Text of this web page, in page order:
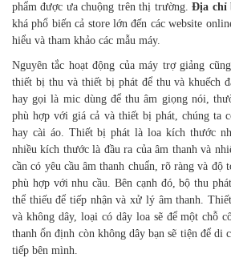
phẩm được ưa chuộng trên thị trường.Địa chỉ
khá phổ biến cả store lớn đến các website
hiểu và tham khảo các mẫu máy.
Nguyên tắc hoạt động của máy trợ giảng
thiết bị thu và thiết bị phát để thu và khuếch
hay gọi là mic dùng để thu âm giọng nói,
phù hợp với giá cả và thiết bị phát, chúng ta
hay cài áo. Thiết bị phát là loa kích thước
nhiều kích thước là đầu ra của âm thanh và
cần có yêu cầu âm thanh chuẩn, rõ ràng và độ
phù hợp với nhu cầu. Bên cạnh đó, bộ thu
thể thiếu để tiếp nhận và xử lý âm thanh.
và không dây, loại có dây loa sẽ để một chỗ
thanh ổn định còn không dây bạn sẽ tiện để di
tiếp bên mình.